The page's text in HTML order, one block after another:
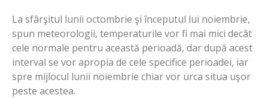
La sfârşitul lunii octombrie şi începutul lui noiembrie,
spun meteorologii, temperaturile vor fi mai mici decât
cele normale pentru această perioadă, dar după acest
interval se vor apropia de cele specifice perioadei, iar
spre mijlocul lunii noiembrie chiar vor urca situa uşor
peste acestea.